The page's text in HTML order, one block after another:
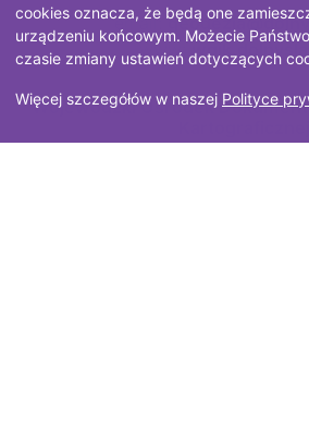
email:
www:
Wojewódzki Ośrodek
cookies oznacza, że będą one
urządzeniu końcowym. Możecie
czasie zmiany ustawień dotyczących
Więcej szczegółów w naszej Polityce